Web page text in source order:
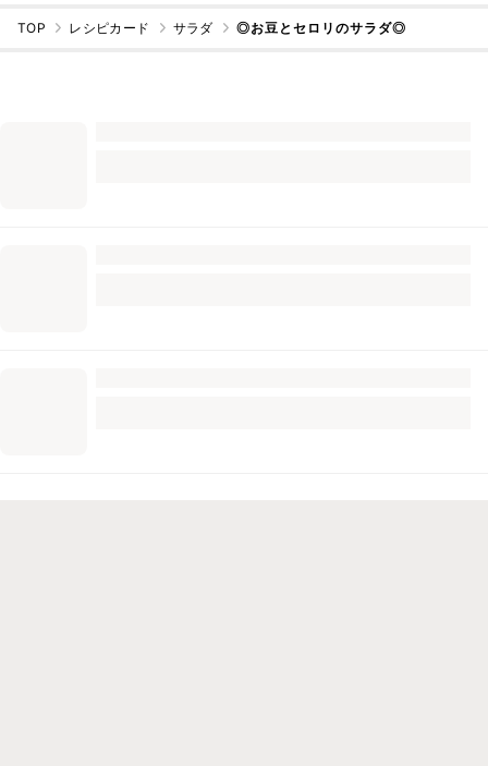
TOP レシピカード サラダ ◎お豆とセロリのサラダ◎